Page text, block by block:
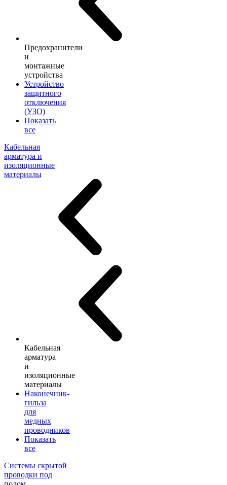
Предохранители
и
монтажные
устройства
Устройство
защитного
отключения
(УЗО)
Показать
все
Кабельная
арматура и
изоляционные
материалы
Кабельная
арматура
и
изоляционные
материалы
Наконечник-
гильза
для
медных
проводников
Показать
все
Системы скрытой
проводки под